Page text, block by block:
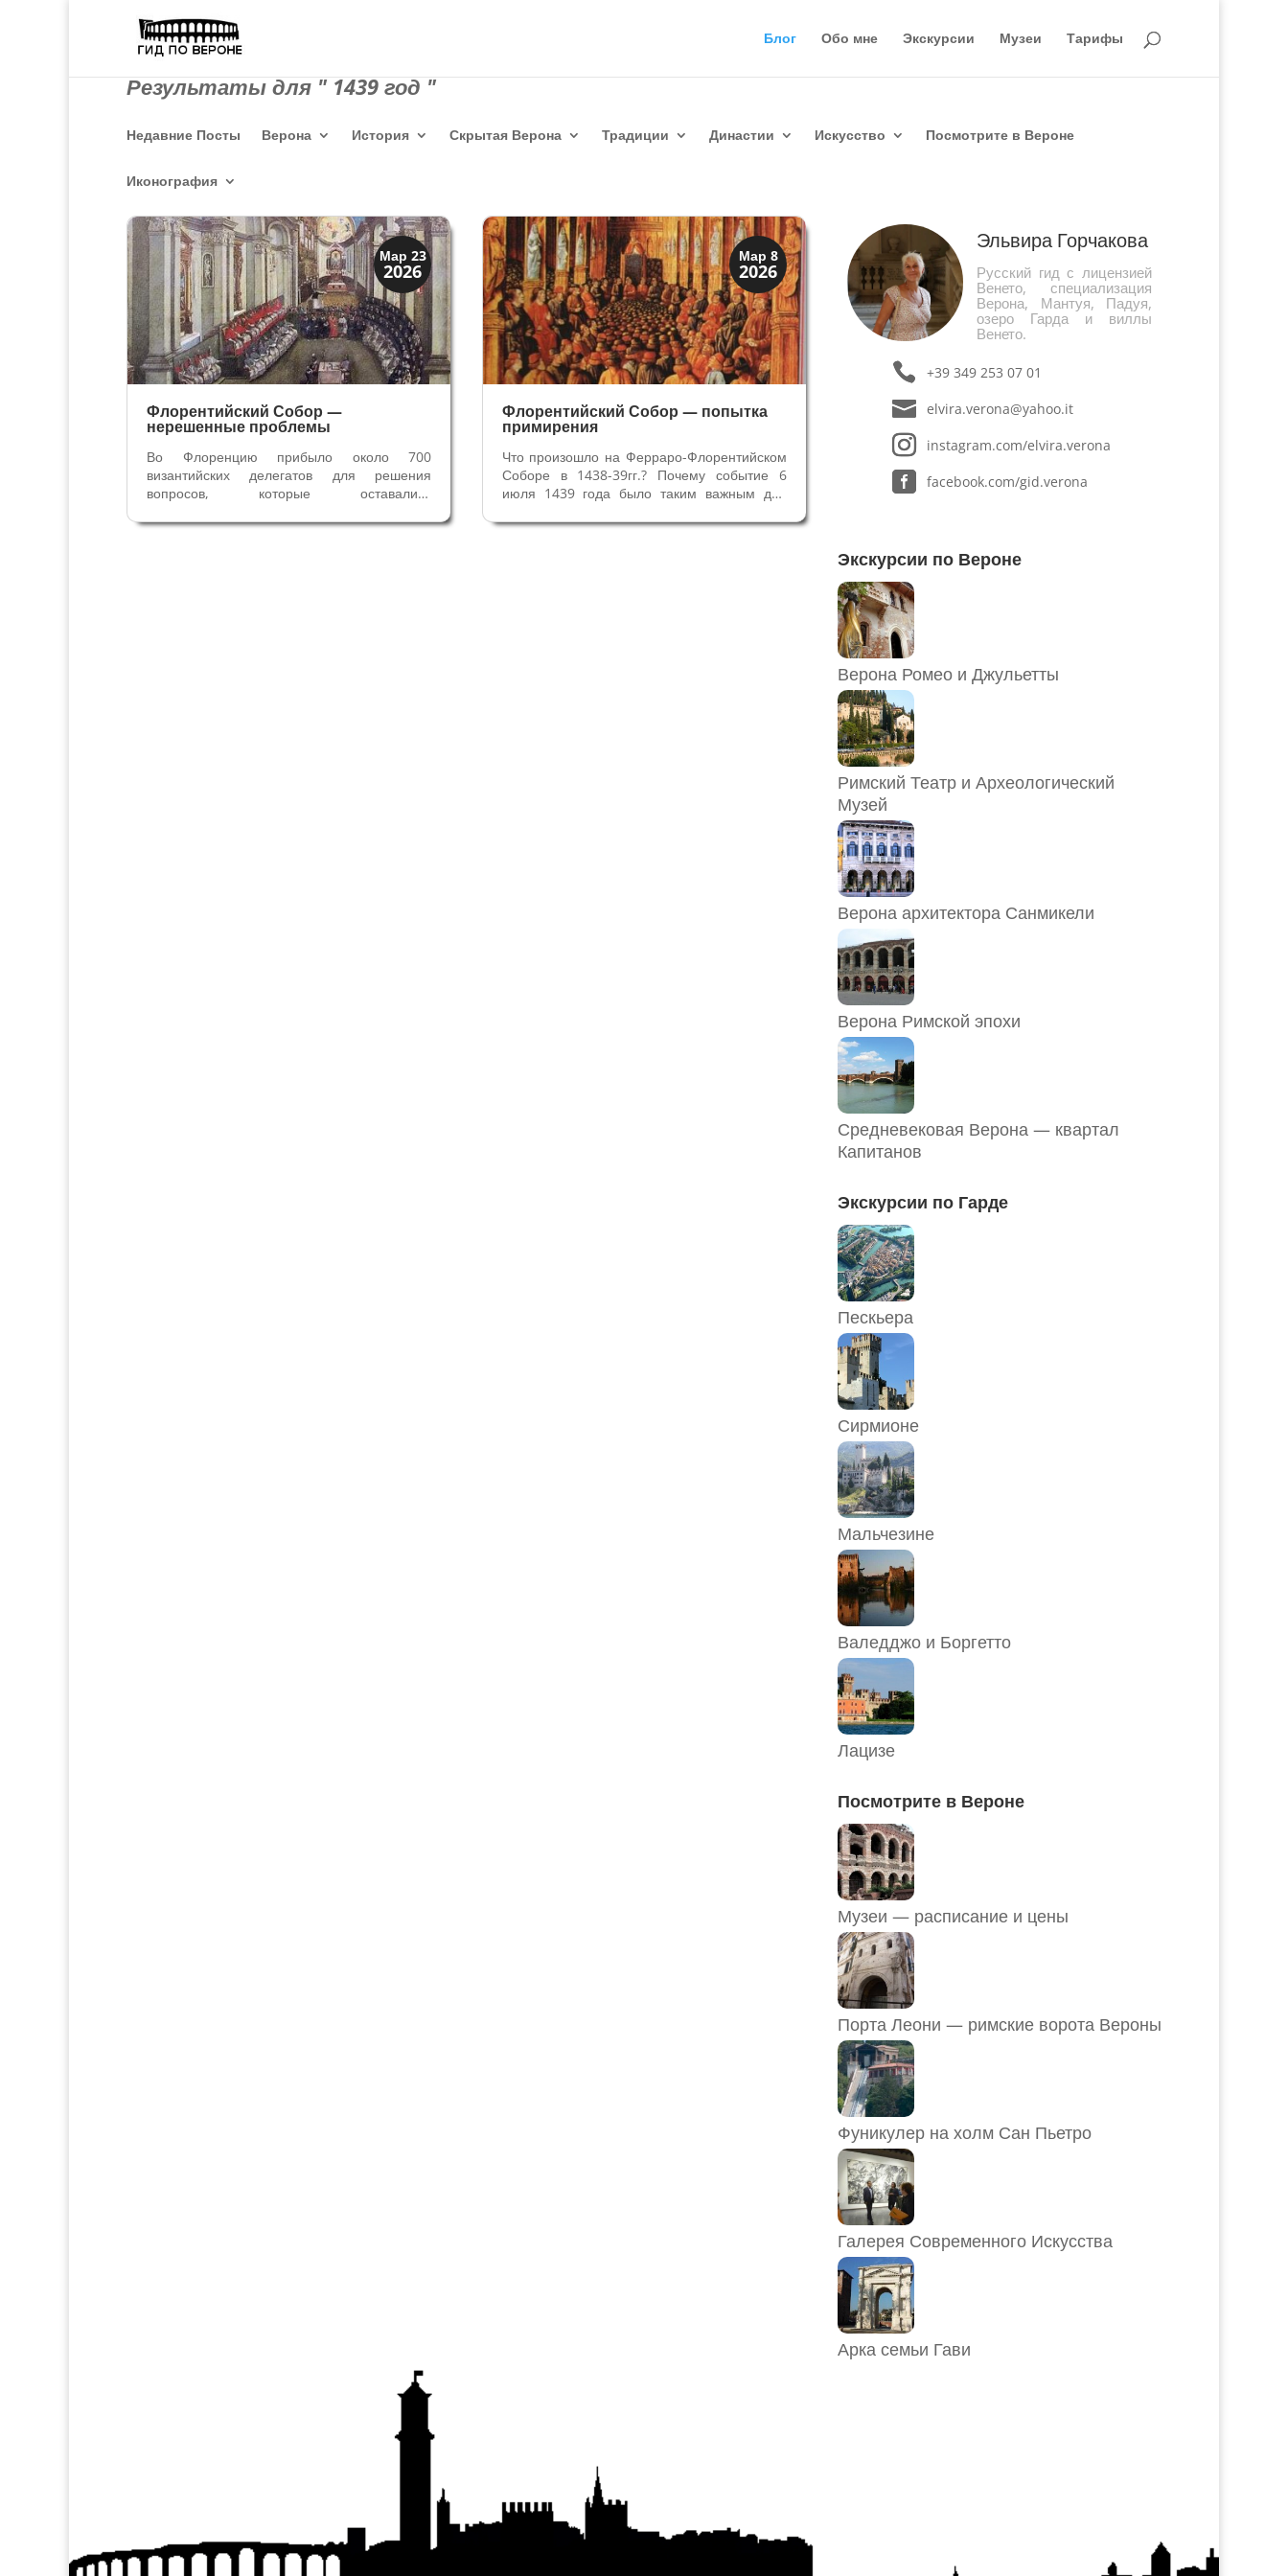
Блог Обо мне Экскурсии Музеи Тарифы
Результаты для " 1439 год "
Недавние Посты Верона История Скрытая Верона Традиции Династии Искусство Посмотрите в Вероне
Иконография
Мар 23
2026
Династии
Медичи Флоренция
Флорентийский Собор —
нерешенные проблемы
Во Флоренцию прибыло около 700
византийских делегатов для решения
вопросов, которые оставались
знали, что было поставлено под сомнение
Мар 8
2026
Династии
Медичи Флоренция
Флорентийский Собор — попытка
примирения
Что произошло на Ферраро-Флорентийском
Соборе в 1438-39гг.? Почему событие 6
июля 1439 года было таким важным для
папством и Восточной Римской империей
Эльвира Горчакова
Русский гид с лицензией
Венето, специализация
Верона, Мантуя, Падуя,
озеро Гарда и виллы
Венето.
+39 349 253 07 01
elvira.verona@yahoo.it
instagram.com/elvira.verona
facebook.com/gid.verona
Экскурсии по Вероне
Верона Ромео и Джульетты
Римский Театр и Археологический
Музей
Верона архитектора Санмикели
Верона Римской эпохи
Средневековая Верона — квартал
Капитанов
Экскурсии по Гарде
Пескьера
Сирмионе
Мальчезине
Валедджо и Боргетто
Лацизе
Посмотрите в Вероне
Музеи — расписание и цены
Порта Леони — римские ворота Вероны
Фуникулер на холм Сан Пьетро
Галерея Современного Искусства
Арка семьи Гави